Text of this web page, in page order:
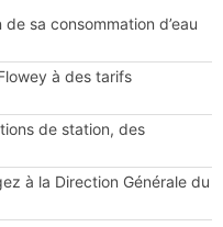
sa consommation d’eau
à des tarifs
de station, des
à la Direction Générale du